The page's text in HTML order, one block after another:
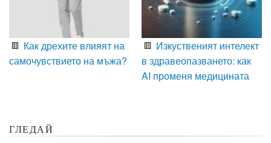
Как дрехите влияят на
самочувствието на мъжа?
Изкуственият интелект
в здравеопазването: как
AI променя медицината
ГЛЕДАЙ